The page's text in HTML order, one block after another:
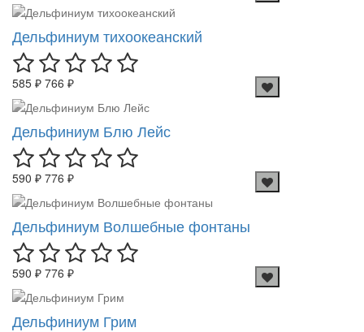
Дельфиниум тихоокеанский
585 ₽ 766 ₽
Дельфиниум Блю Лейс
590 ₽ 776 ₽
Дельфиниум Волшебные фонтаны
590 ₽ 776 ₽
Дельфиниум Грим